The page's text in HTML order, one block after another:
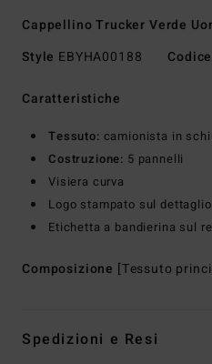
Cappellino Trucker Verde
Style EBYHA00188
Caratteristiche
Tessuto: camionista in
Costruzione: 5 pannelli
Visiera curva
Logo stampato sul dettaglio
Etichetta a bandierina sul
Composizione [Tessuto
Spedizioni e Resi